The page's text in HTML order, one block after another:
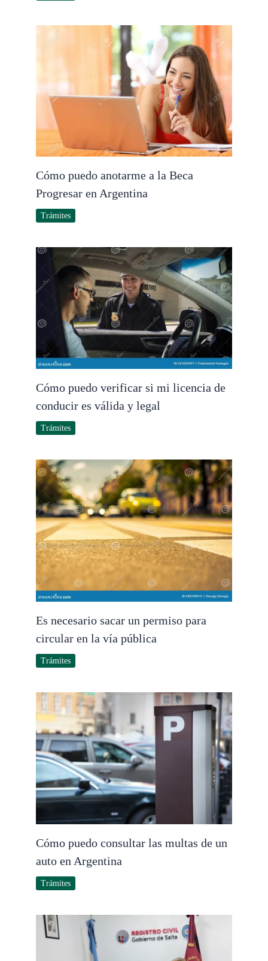
Cómo puedo anotarme a la Beca
Progresar en Argentina
Trámites
Cómo puedo verificar si mi licencia de
conducir es válida y legal
Trámites
Es necesario sacar un permiso para
circular en la vía pública
Trámites
Cómo puedo consultar las multas de un
auto en Argentina
Trámites